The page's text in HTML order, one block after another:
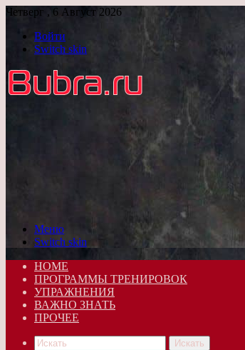
Четверг , 6 Август 2026
Войти
Switch skin
Меню
Switch skin
HOME
ПРОГРАММЫ ТРЕНИРОВОК
УПРАЖНЕНИЯ
ВАЖНО ЗНАТЬ
ПРОЧЕЕ
Искать